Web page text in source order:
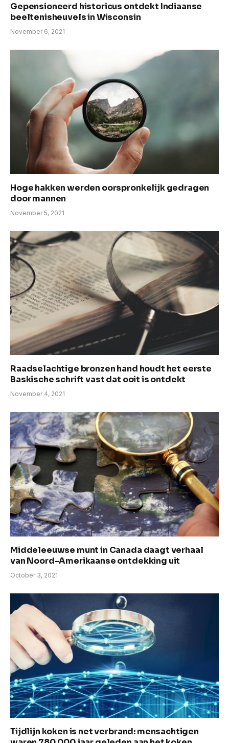
Gepensioneerd historicus ontdekt Indiaanse
beeltenisheuvels in Wisconsin
November 6, 2021
Hoge hakken werden oorspronkelijk gedragen
door mannen
November 5, 2021
Raadselachtige bronzen hand houdt het eerste
Baskische schrift vast dat ooit is ontdekt
November 4, 2021
Middeleeuwse munt in Canada daagt verhaal
van Noord-Amerikaanse ontdekking uit
October 3, 2021
Tijdlijn koken is net verbrand: mensachtigen